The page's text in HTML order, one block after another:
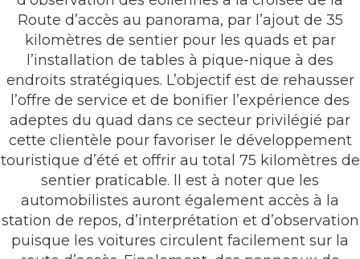
Route d’accès au panorama, par l’ajout de 35
kilomètres de sentier pour les quads et par
l’installation de tables à pique-nique à des
endroits stratégiques. L’objectif est de rehausser
l’offre de service et de bonifier l’expérience des
adeptes du quad dans ce secteur privilégié par
cette clientèle pour favoriser le développement
touristique d’été et offrir au total 75 kilomètres de
sentier praticable. ll est à noter que les
automobilistes auront également accès à la
station de repos, d’interprétation et d’observation
puisque les voitures circulent facilement sur la